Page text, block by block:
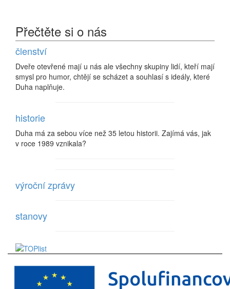
Přečtěte si o nás
členství
Dveře otevřené mají u nás ale všechny skupiny lidí, kteří mají
smysl pro humor, chtějí se scházet a souhlasí s ideály, které
Duha naplňuje.
historie
Duha má za sebou více než 35 letou historii. Zajímá vás, jak
v roce 1989 vznikala?
výroční zprávy
stanovy